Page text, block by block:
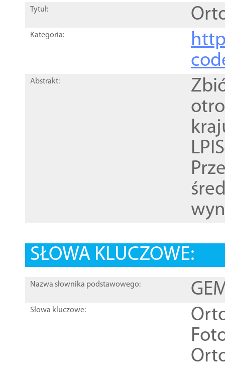
Tytuł:
Kategoria:
Abstrakt:
SŁOWA KLUCZOWE:
Nazwa słownika podstawowego:
Słowa kluczowe: